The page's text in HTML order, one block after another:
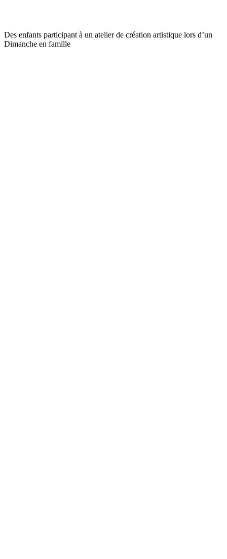
Des enfants participant à un atelier de création artistique lors d’un
Dimanche en famille